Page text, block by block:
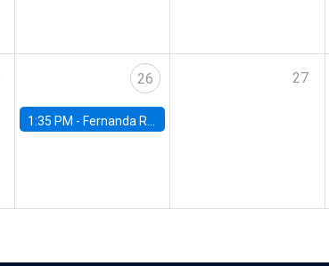
26
1:35 PM - Fernanda Rojas Ampuero, University of Wisconsin-Madison
27